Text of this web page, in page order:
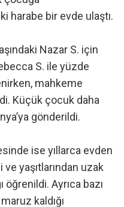
harabe bir evde ulaştı.
Nazar S. için
S. ile yüzde
mahkeme
Küçük çocuk daha
gönderildi.
ise yıllarca evden
ve yaşıtlarından uzak
öğrenildi. Ayrıca bazı
kaldığı